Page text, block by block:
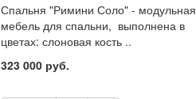
Спальня "Римини Соло" - модульная
мебель для спальни, выполнена в
цветах: слоновая кость ..
323 000 руб.